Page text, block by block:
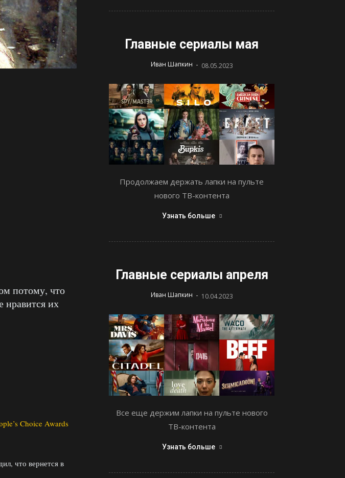
потому, что
нравится их
Choice Awards
что вернется в
Главные сериалы мая
Иван Шапкин - 08.05.2023
Продолжаем держать лапки на пульте
нового ТВ-контента
Узнать больше
Главные сериалы апреля
Иван Шапкин - 10.04.2023
Все еще держим лапки на пульте нового
ТВ-контента
Узнать больше